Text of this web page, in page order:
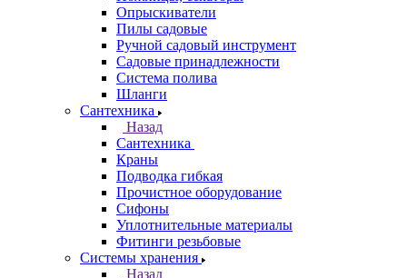
Опрыскиватели
Пилы садовые
Ручной садовый инструмент
Садовые принадлежности
Система полива
Шланги
Сантехника
Назад
Сантехника
Краны
Подводка гибкая
Прочистное оборудование
Сифоны
Уплотнительные материалы
Фитинги резьбовые
Системы хранения
Назад